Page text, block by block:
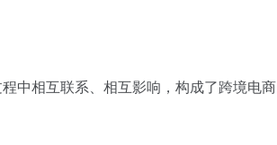
中相互联系、相互影响，构成了跨境电商